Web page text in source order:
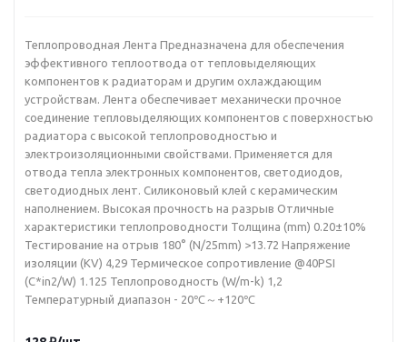
Теплопроводная Лента Предназначена для обеспечения
эффективного теплоотвода от тепловыделяющих
компонентов к радиаторам и другим охлаждающим
устройствам. Лента обеспечивает механически прочное
соединение тепловыделяющих компонентов с поверхностью
радиатора с высокой теплопроводностью и
электроизоляционными свойствами. Применяется для
отвода тепла электронных компонентов, светодиодов,
светодиодных лент. Силиконовый клей с керамическим
наполнением. Высокая прочность на разрыв Отличные
характеристики теплопроводности Толщина (mm) 0.20±10%
Тестирование на отрыв 180° (N/25mm) >13.72 Напряжение
изоляции (KV) 4,29 Термическое сопротивление @40PSI
(C*in2/W) 1.125 Теплопроводность (W/m-k) 1,2
Температурный диапазон - 20℃～+120℃